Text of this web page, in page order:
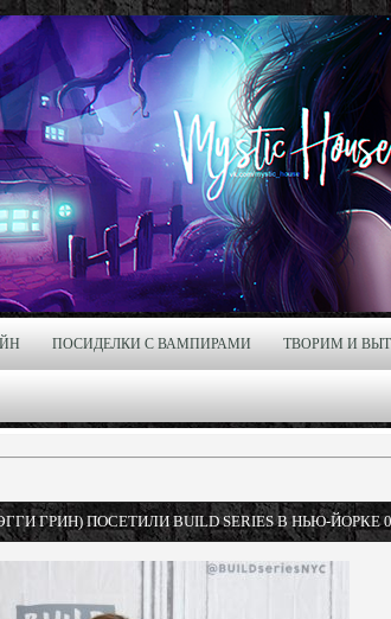
ПОСИДЕЛКИ С ВАМПИРАМИ ТВОРИМ И
ГРИН) ПОСЕТИЛИ BUILD SERIES В НЬЮ-ЙОРКЕ